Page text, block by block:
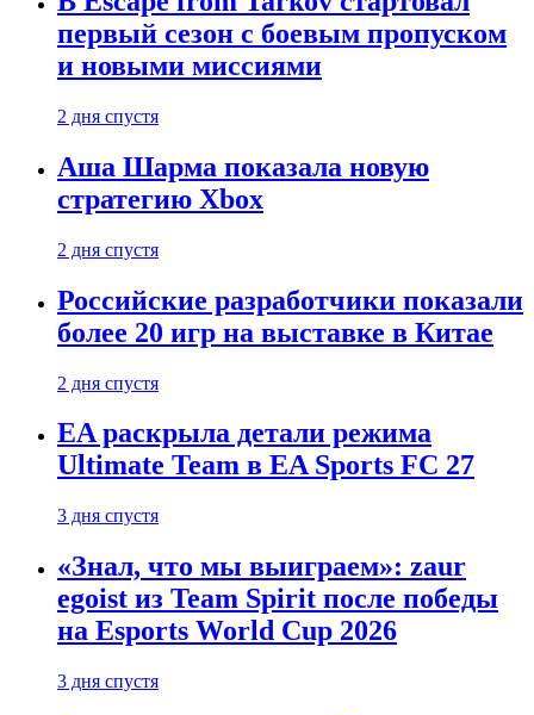
первый сезон с боевым пропуском
и новыми миссиями
2 дня спустя
Аша Шарма показала новую
стратегию Xbox
2 дня спустя
Российские разработчики показали
более 20 игр на выставке в Китае
2 дня спустя
EA раскрыла детали режима
Ultimate Team в EA Sports FC 27
3 дня спустя
«Знал, что мы выиграем»: zaur
egoist из Team Spirit после победы
на Esports World Cup 2026
3 дня спустя